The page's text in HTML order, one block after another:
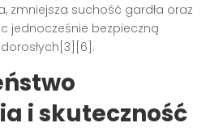
zmniejsza suchość gardła oraz
jednocześnie bezpieczną
i skuteczność